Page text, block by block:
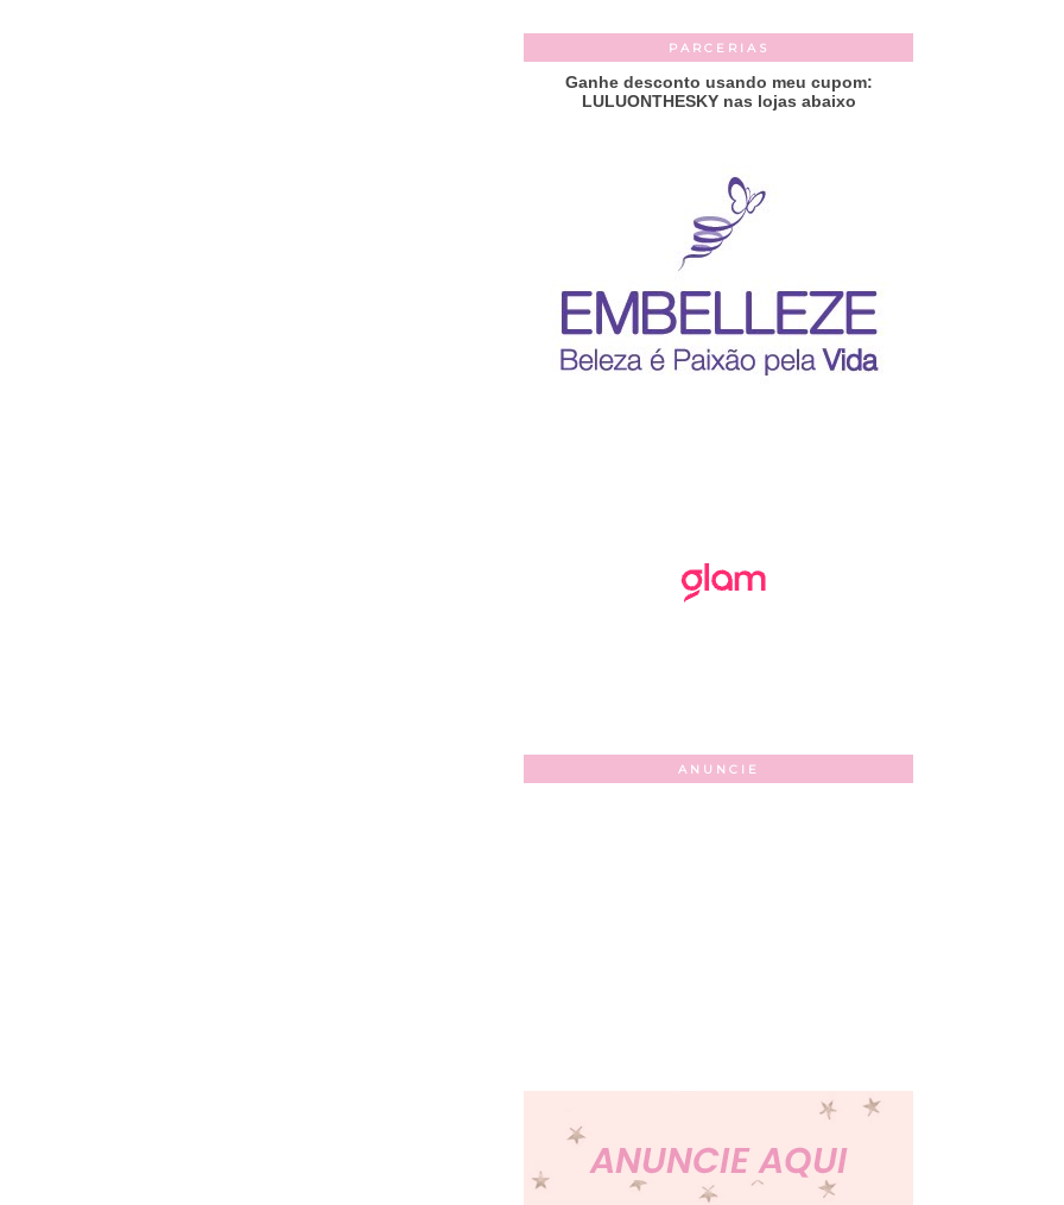
PARCERIAS
Ganhe desconto usando meu cupom:
LULUONTHESKY nas lojas abaixo
ANUNCIE